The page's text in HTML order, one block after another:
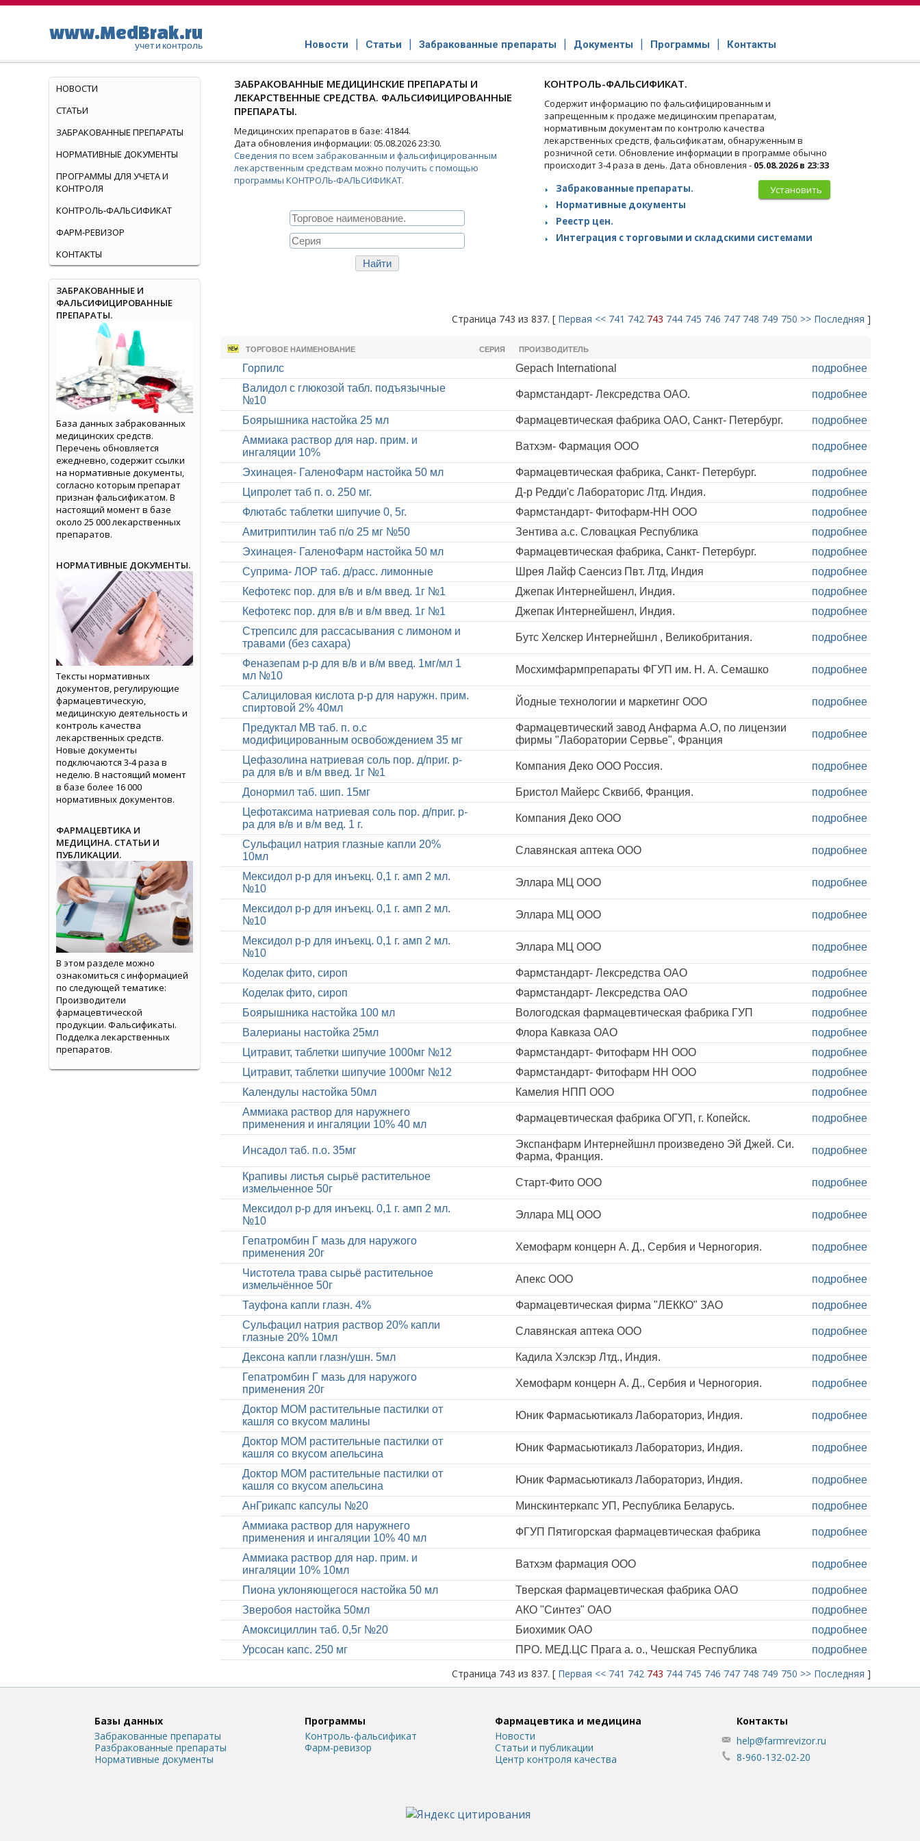
www.MedBrak.ru
учет и контроль Новости Статьи Забракованные препараты Документы Программы Контакты
ЗАБРАКОВАННЫЕ МЕДИЦИНСКИЕ ПРЕПАРАТЫ И
ЛЕКАРСТВЕННЫЕ СРЕДСТВА. ФАЛЬСИФИЦИРОВАННЫЕ
ПРЕПАРАТЫ.
Медицинских препаратов в базе: 41844.
Дата обновления информации: 05.08.2026 23:30.
Сведения по всем забракованным и фальсифицированным
лекарственным средствам можно получить с помощью
программы КОНТРОЛЬ-ФАЛЬСИФИКАТ.
КОНТРОЛЬ-ФАЛЬСИФИКАТ.
Содержит информацию по фальсифицированным и
запрещенным к продаже медицинским препаратам,
нормативным документам по контролю качества
лекарственных средств, фальсификатам, обнаруженным в
розничной сети. Обновление информации в программе обычно
происходит 3-4 раза в день. Дата обновления - 05.08.2026 в 23:33
Установить
Забракованные препараты.
Нормативные документы
Реестр цен.
Интеграция с торговыми и складскими системами
Страница 743 из 837. [ Первая << 741 742 743 744 745 746 747 748 749 750 >> Последняя ]
ТОРГОВОЕ НАИМЕНОВАНИЕ СЕРИЯ ПРОИЗВОДИТЕЛЬ
Горпилс Gepach International
подробнее
Валидол с глюкозой табл. подъязычные
№10
Фармстандарт- Лексредства ОАО. подробнее
Боярышника настойка 25 мл Фармацевтическая фабрика ОАО, Санкт- Петербург.
подробнее
Аммиака раствор для нар. прим. и
ингаляции 10%
Ватхэм- Фармация ООО подробнее
Эхинацея- ГаленоФарм настойка 50 мл Фармацевтическая фабрика, Санкт- Петербург.
подробнее
Ципролет таб п. о. 250 мг.
Д-р Редди'с Лабораторис Лтд. Индия.
подробнее
Флютабс таблетки шипучие 0, 5г.
Фармстандарт- Фитофарм-НН ООО
подробнее
Амитриптилин таб п/о 25 мг №50
Зентива а.с. Словацкая Республика
подробнее
Эхинацея- ГаленоФарм настойка 50 мл
Фармацевтическая фабрика, Санкт- Петербург.
подробнее
Суприма- ЛОР таб. д/расс. лимонные
Шрея Лайф Саенсиз Пвт. Лтд, Индия
подробнее
Кефотекс пор. для в/в и в/м введ. 1г №1
Джепак Интернейшенл, Индия.
подробнее
Кефотекс пор. для в/в и в/м введ. 1г №1
Джепак Интернейшенл, Индия.
подробнее
Стрепсилс для рассасывания с лимоном и
травами (без сахара)
Бутс Хелскер Интернейшнл , Великобритания. подробнее
Феназепам р-р для в/в и в/м введ. 1мг/мл 1
мл №10
Мосхимфармпрепараты ФГУП им. Н. А. Семашко подробнее
Салициловая кислота р-р для наружн. прим.
спиртовой 2% 40мл
Йодные технологии и маркетинг ООО подробнее
Предуктал МВ таб. п. о.с
модифицированным освобождением 35 мг
Фармацевтический завод Анфарма А.О, по лицензии
фирмы "Лаборатории Сервье", Франция
подробнее
Цефазолина натриевая соль пор. д/приг. р-
ра для в/в и в/м введ. 1г №1
Компания Деко ООО Россия. подробнее
Донормил таб. шип. 15мг Бристол Майерс Сквибб, Франция.
подробнее
Цефотаксима натриевая соль пор. д/приг. р-
ра для в/в и в/м вед. 1 г.
Компания Деко ООО подробнее
Сульфацил натрия глазные капли 20%
10мл
Славянская аптека ООО подробнее
Мексидол р-р для инъекц. 0,1 г. амп 2 мл.
№10
Эллара МЦ ООО подробнее
Мексидол р-р для инъекц. 0,1 г. амп 2 мл.
№10
Эллара МЦ ООО подробнее
Мексидол р-р для инъекц. 0,1 г. амп 2 мл.
№10
Эллара МЦ ООО подробнее
Коделак фито, сироп Фармстандарт- Лексредства ОАО
подробнее
Коделак фито, сироп
Фармстандарт- Лексредства ОАО
подробнее
Боярышника настойка 100 мл
Вологодская фармацевтическая фабрика ГУП
подробнее
Валерианы настойка 25мл
Флора Кавказа ОАО
подробнее
Цитравит, таблетки шипучие 1000мг №12
Фармстандарт- Фитофарм НН ООО
подробнее
Цитравит, таблетки шипучие 1000мг №12
Фармстандарт- Фитофарм НН ООО
подробнее
Календулы настойка 50мл
Камелия НПП ООО
подробнее
Аммиака раствор для наружнего
применения и ингаляции 10% 40 мл
Фармацевтическая фабрика ОГУП, г. Копейск. подробнее
Инсадол таб. п.о. 35мг
Экспанфарм Интернейшнл произведено Эй Джей. Си.
Фарма, Франция.
подробнее
Крапивы листья сырьё растительное
измельченное 50г
Старт-Фито ООО подробнее
Мексидол р-р для инъекц. 0,1 г. амп 2 мл.
№10
Эллара МЦ ООО подробнее
Гепатромбин Г мазь для наружого
применения 20г
Хемофарм концерн А. Д., Сербия и Черногория. подробнее
Чистотела трава сырьё растительное
измельчённое 50г
Апекс ООО подробнее
Тауфона капли глазн. 4% Фармацевтическая фирма "ЛЕККО" ЗАО
подробнее
Сульфацил натрия раствор 20% капли
глазные 20% 10мл
Славянская аптека ООО подробнее
Дексона капли глазн/ушн. 5мл Кадила Хэлскэр Лтд., Индия.
подробнее
Гепатромбин Г мазь для наружого
применения 20г
Хемофарм концерн А. Д., Сербия и Черногория. подробнее
Доктор МОМ растительные пастилки от
кашля со вкусом малины
Юник Фармасьютикалз Лабораториз, Индия. подробнее
Доктор МОМ растительные пастилки от
кашля со вкусом апельсина
Юник Фармасьютикалз Лабораториз, Индия. подробнее
Доктор МОМ растительные пастилки от
кашля со вкусом апельсина
Юник Фармасьютикалз Лабораториз, Индия. подробнее
АнГрикапс капсулы №20 Минскинтеркапс УП, Республика Беларусь.
подробнее
Аммиака раствор для наружнего
применения и ингаляции 10% 40 мл
ФГУП Пятигорская фармацевтическая фабрика подробнее
Аммиака раствор для нар. прим. и
ингаляции 10% 10мл
Ватхэм фармация ООО подробнее
Пиона уклоняющегося настойка 50 мл Тверская фармацевтическая фабрика ОАО
подробнее
Зверобоя настойка 50мл
АКО "Синтез" ОАО
подробнее
Амоксициллин таб. 0,5г №20
Биохимик ОАО
подробнее
Урсосан капс. 250 мг
ПРО. МЕД.ЦС Прага а. о., Чешская Республика подробнее
Страница 743 из 837. [ Первая << 741 742 743 744 745 746 747 748 749 750 >> Последняя ]
НОВОСТИ
СТАТЬИ
ЗАБРАКОВАННЫЕ ПРЕПАРАТЫ
НОРМАТИВНЫЕ ДОКУМЕНТЫ
ПРОГРАММЫ ДЛЯ УЧЕТА И
КОНТРОЛЯ
КОНТРОЛЬ-ФАЛЬСИФИКАТ
ФАРМ-РЕВИЗОР
КОНТАКТЫ
ЗАБРАКОВАННЫЕ И
ФАЛЬСИФИЦИРОВАННЫЕ
ПРЕПАРАТЫ.
База данных забракованных
медицинских средств.
Перечень обновляется
ежедневно, содержит ссылки
на нормативные документы,
согласно которым препарат
признан фальсификатом. В
настоящий момент в базе
около 25 000 лекарственных
препаратов.
НОРМАТИВНЫЕ ДОКУМЕНТЫ.
Тексты нормативных
документов, регулирующие
фармацевтическую,
медицинскую деятельность и
контроль качества
лекарственных средств.
Новые документы
подключаются 3-4 раза в
неделю. В настоящий момент
в базе более 16 000
нормативных документов.
ФАРМАЦЕВТИКА И
МЕДИЦИНА. СТАТЬИ И
ПУБЛИКАЦИИ.
В этом разделе можно
ознакомиться с информацией
по следующей тематике:
Производители
фармацевтической
продукции. Фальсификаты.
Подделка лекарственных
препаратов.
Базы данных
Забракованные препараты
Разбракованные препараты
Нормативные документы
Программы
Контроль-фальсификат
Фарм-ревизор
Фармацевтика и медицина
Новости
Статьи и публикации
Центр контроля качества
Контакты
help@farmrevizor.ru
8-960-132-02-20